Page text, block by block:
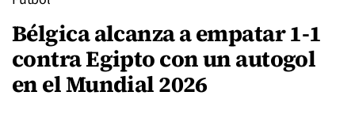
Bélgica alcanza a empatar 1-1
contra Egipto con un autogol
en el Mundial 2026